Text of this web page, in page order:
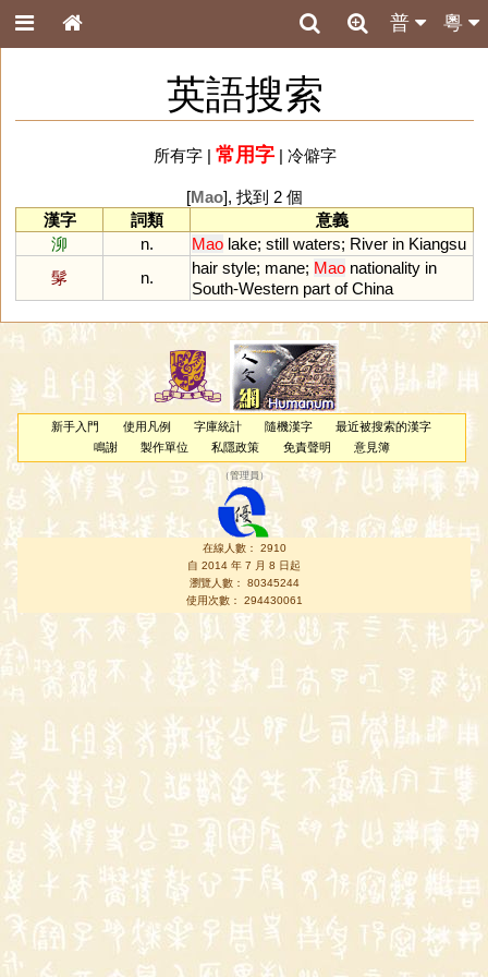
粵
普
英語搜索
所有字| 常用字| 冷僻字
[Mao], 找到 2 個
漢字
詞類
意義
泖
n. Mao lake; still waters; River in Kiangsu
髳
n.
hair style; mane; Mao nationality in
South-Western part of China
新手入門 使用凡例 字庫統計 隨機漢字
最近被搜索的漢字
鳴謝
製作單位 私隱政策 免責聲明 意見簿
（管理員 ）
在線人數： 2910
自 2014 年 7 月 8 日起
瀏覽人數： 80345244
使用次數： 294430061